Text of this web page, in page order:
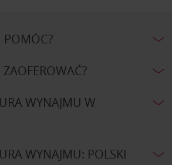
POMÓC?
WYNAJMU W
WYNAJMU: POLSKI